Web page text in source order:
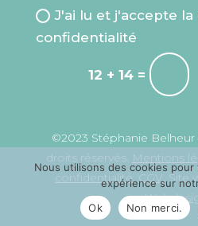
J'ai lu et j'accepte
confidentialité
12 + 14 =
©2023 Stéphanie
droits réservés. Mentions
confidentialité. CGV. Site
Nous utilisons des cookies pour
expérience sur
Ok
Non merci.